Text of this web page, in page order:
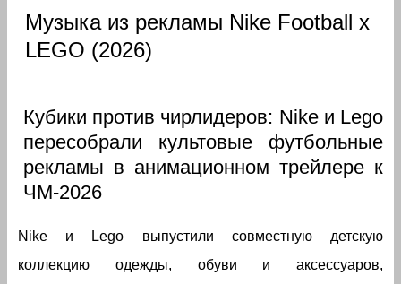
Музыка из рекламы Nike Football x
LEGO (2026)
Кубики против чирлидеров: Nike и Lego
пересобрали культовые футбольные
рекламы в анимационном трейлере к
ЧМ-2026
Nike и Lego выпустили совместную детскую
коллекцию одежды, обуви и аксессуаров,